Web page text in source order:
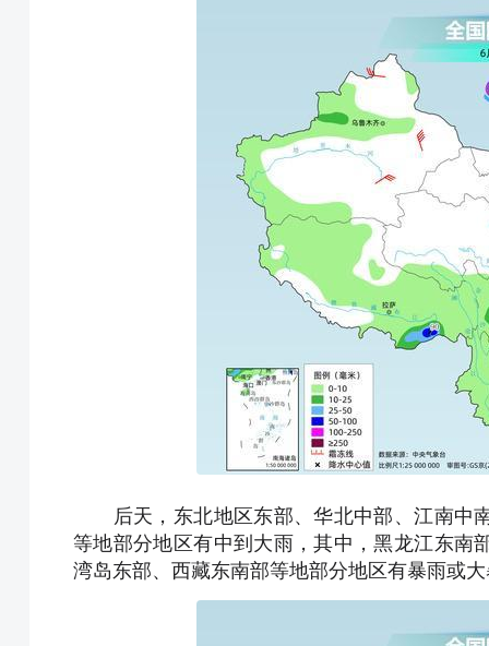
后天，东北地区东部、华北中部、江南中
等地部分地区有中到大雨，其中，黑龙江东南
湾岛东部、西藏东南部等地部分地区有暴雨或